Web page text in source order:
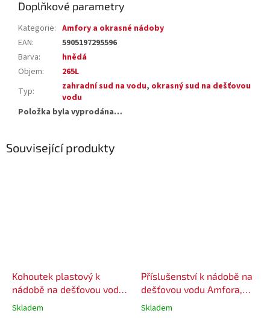
Doplňkové parametry
Kategorie: Amfory a okrasné nádoby
EAN:
5905197295596
Barva:
hnědá
Objem:
265L
Typ: zahradní sud na vodu, okrasný sud na dešťovou
vodu
Položka byla vyprodána…
Související produkty
Kohoutek plastový k
nádobě na dešťovou vodu
ITAP1
Skladem
Příslušenství k nádobě na
dešťovou vodu Amfora,
hadice pro svod dešťové
Skladem